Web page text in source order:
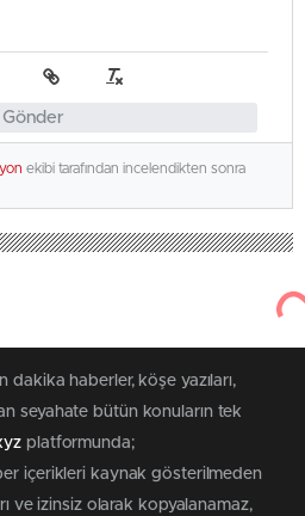
Gönder
ekibi tarafından incelendikten sonra
dakika haberler, köşe yazıları,
seyahate bütün konuların tek
platformunda;
içerikleri kaynak gösterilmeden
ve izinsiz olarak kopyalanamaz,